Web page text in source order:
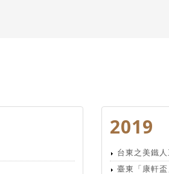
2019
台東之美鐵
臺東「康軒